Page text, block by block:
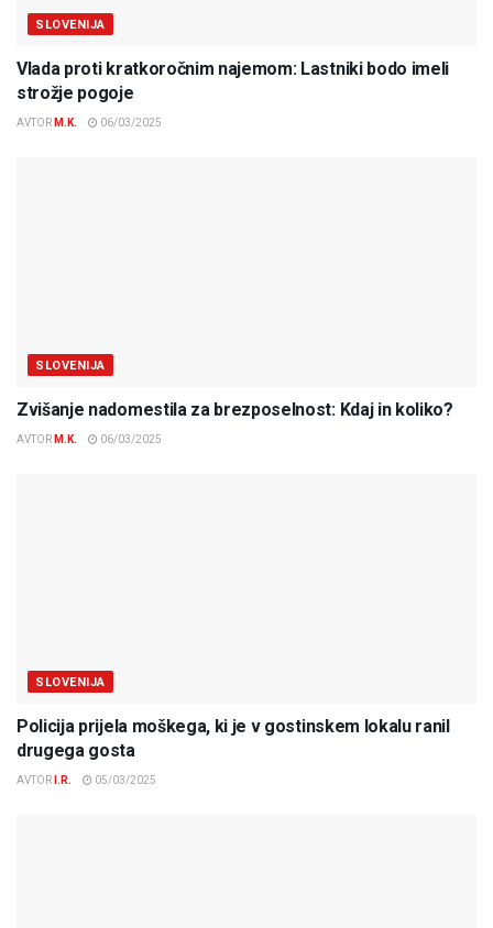
SLOVENIJA
Vlada proti kratkoročnim najemom: Lastniki bodo imeli
strožje pogoje
AVTOR M.K. 06/03/2025
SLOVENIJA
Zvišanje nadomestila za brezposelnost: Kdaj in koliko?
AVTOR M.K. 06/03/2025
SLOVENIJA
Policija prijela moškega, ki je v gostinskem lokalu ranil
drugega gosta
AVTOR I.R. 05/03/2025